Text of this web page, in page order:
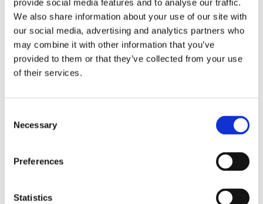
provide social media features and to analyse our traffic.
We also share information about your use of our site with
our social media, advertising and analytics partners who
may combine it with other information that you’ve
provided to them or that they’ve collected from your use
of their services.
Selection
Necessary
Preferences
Statistics
Null G
One-Touch-Wohnung
Anti-Schnarch
Null Spielraum
Verstellbare Beine
Kopfteilhalterungen